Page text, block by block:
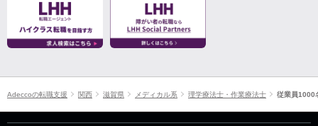
Adeccoの転職支援 関西 滋賀県 メディカル系 理学療法士・作業療法士 従業員1000